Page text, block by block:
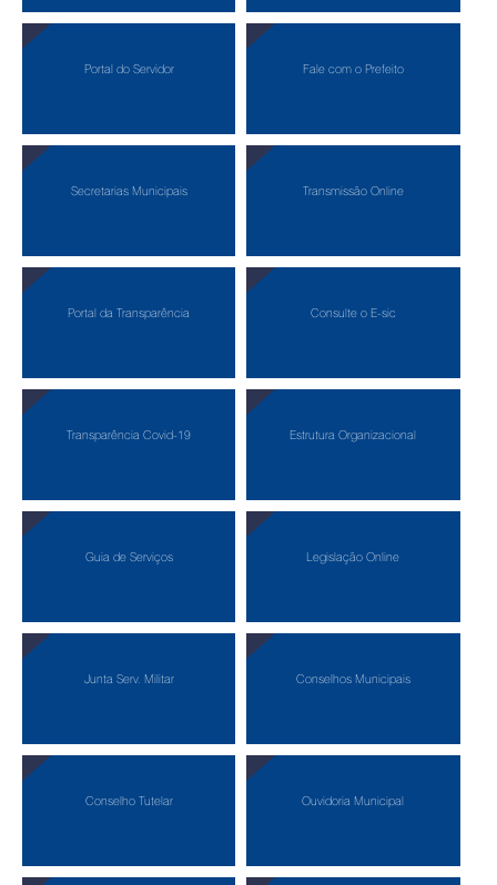
Portal do Servidor Fale com o Prefeito
Secretarias Municipais Transmissão Online
Portal da Transparência Consulte o E-sic
Transparência Covid-19 Estrutura Organizacional
Guia de Serviços Legislação Online
Junta Serv. Militar Conselhos Municipais
Conselho Tutelar Ouvidoria Municipal